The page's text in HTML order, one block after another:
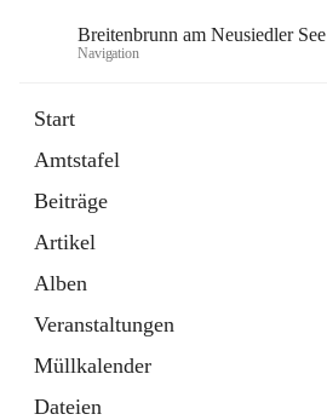
Breitenbrunn am Neusiedler See
Navigation
Start
Amtstafel
Beiträge
Artikel
Alben
Veranstaltungen
Müllkalender
Dateien
18 Schnellzugriffe
Gemeindeservice